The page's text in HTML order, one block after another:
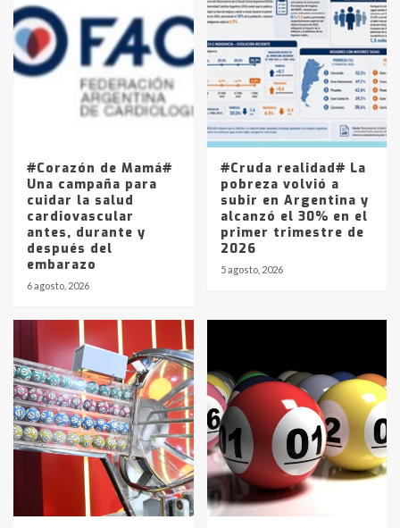
4
Accidente en Ruta 5: falleció un
joven de Trenque Lauquen
Los precios de los combustibles en
La Pampa, desde YPF hasta Axion
entre 857 a 1338 pesos
#Corazón de Mamá#
Una campaña para
cuidar la salud
cardiovascular
antes, durante y
después del
embarazo
6 agosto, 2026
#Cruda realidad# La
pobreza volvió a
subir en Argentina y
alcanzó el 30% en el
primer trimestre de
2026
5 agosto, 2026